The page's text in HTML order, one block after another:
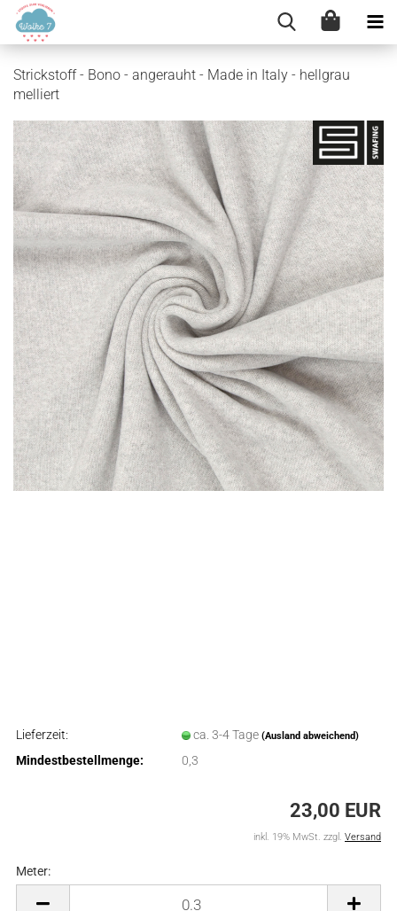
Strickstoff - Bono - angerauht - Made in Italy - hellgrau
melliert
Lieferzeit: ca. 3-4 Tage (Ausland abweichend)
Mindestbestellmenge: 0,3
23,00 EUR
inkl. 19% MwSt. zzgl. Versand
Meter: